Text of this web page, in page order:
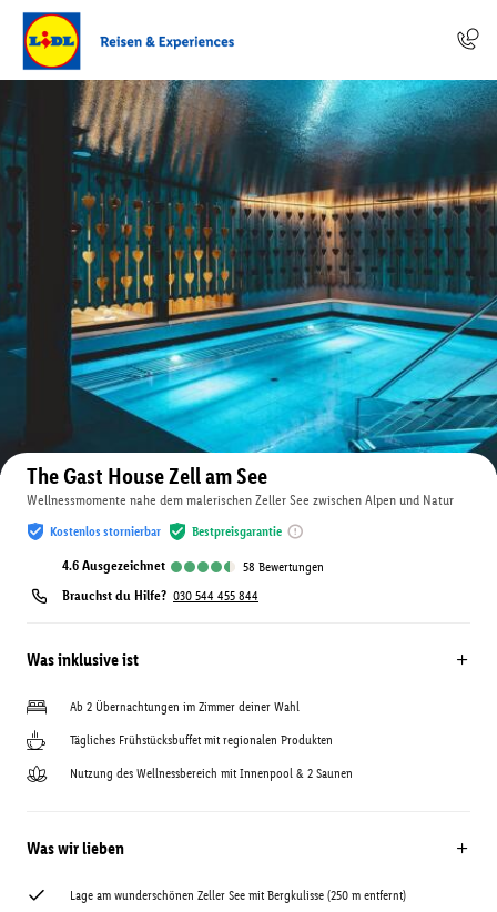
Auf der Karte anzeigen
The Gast House Zell am See
Wellnessmomente nahe dem malerischen Zeller See zwischen Alpen und Natur
Kostenlos stornierbar Bestpreisgarantie
4.6 ausgezeichnet 58 Bewertungen
Brauchst du Hilfe? 030 544 455 844
Was inklusive ist
Ab 2 Übernachtungen im Zimmer deiner Wahl
Tägliches Frühstücksbuffet mit regionalen Produkten
Nutzung des Wellnessbereich mit Innenpool & 2 Saunen
Was wir lieben
Lage am wunderschönen Zeller See mit Bergkulisse (250 m entfernt)